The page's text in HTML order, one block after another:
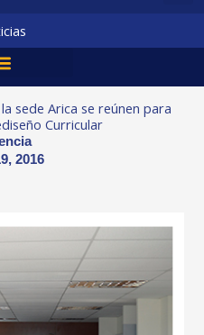
sede Arica se reúnen para
Curricular
2016